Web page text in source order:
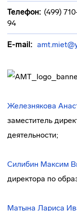
Телефон: (499)
94
E-mail:
Железнякова
заместитель
деятельности;
Силибин Максим
директора по
Матына Лариса